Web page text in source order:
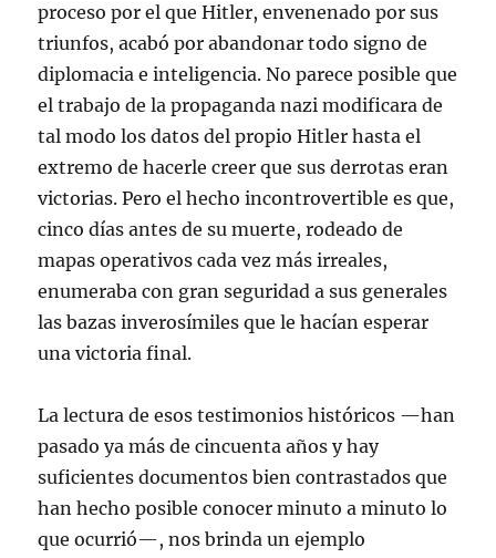
proceso por el que Hitler, envenenado por sus
triunfos, acabó por abandonar todo signo de
diplomacia e inteligencia. No parece posible que
el trabajo de la propaganda nazi modificara de
tal modo los datos del propio Hitler hasta el
extremo de hacerle creer que sus derrotas eran
victorias. Pero el hecho incontrovertible es que,
cinco días antes de su muerte, rodeado de
mapas operativos cada vez más irreales,
enumeraba con gran seguridad a sus generales
las bazas inverosímiles que le hacían esperar
una victoria final.
La lectura de esos testimonios históricos —han
pasado ya más de cincuenta años y hay
suficientes documentos bien contrastados que
han hecho posible conocer minuto a minuto lo
que ocurrió—, nos brinda un ejemplo